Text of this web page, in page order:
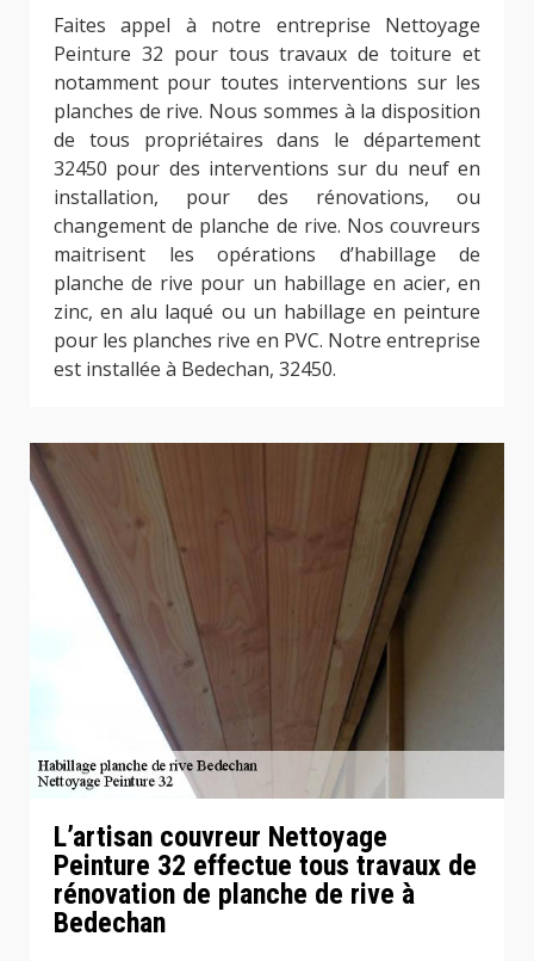
Faites appel à notre entreprise Nettoyage
Peinture 32 pour tous travaux de toiture et
notamment pour toutes interventions sur les
planches de rive. Nous sommes à la disposition
de tous propriétaires dans le département
32450 pour des interventions sur du neuf en
installation, pour des rénovations, ou
changement de planche de rive. Nos couvreurs
maitrisent les opérations d’habillage de
planche de rive pour un habillage en acier, en
zinc, en alu laqué ou un habillage en peinture
pour les planches rive en PVC. Notre entreprise
est installée à Bedechan, 32450.
L’artisan couvreur Nettoyage
Peinture 32 effectue tous travaux de
rénovation de planche de rive à
Bedechan